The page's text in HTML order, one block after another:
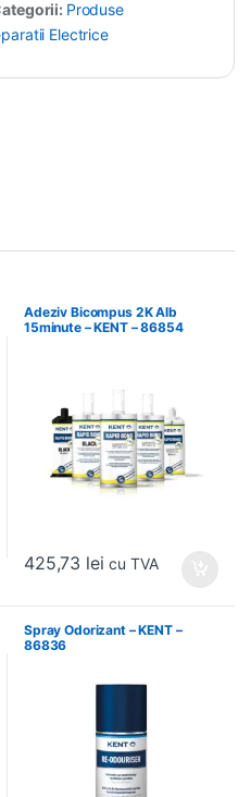
Produse
Electrice
Adeziv Bicompus 2K Alb
15minute – KENT – 86854
425,73 lei cu TVA
Spray Odorizant – KENT –
86836